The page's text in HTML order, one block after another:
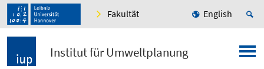
Fakultät English
Institut für Umweltplanung